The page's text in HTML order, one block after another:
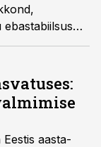
täitma
tootmise
aasta-